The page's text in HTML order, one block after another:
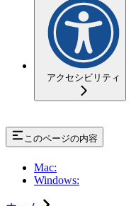
アクセシビリティ
このページの内容
Mac:
Windows: